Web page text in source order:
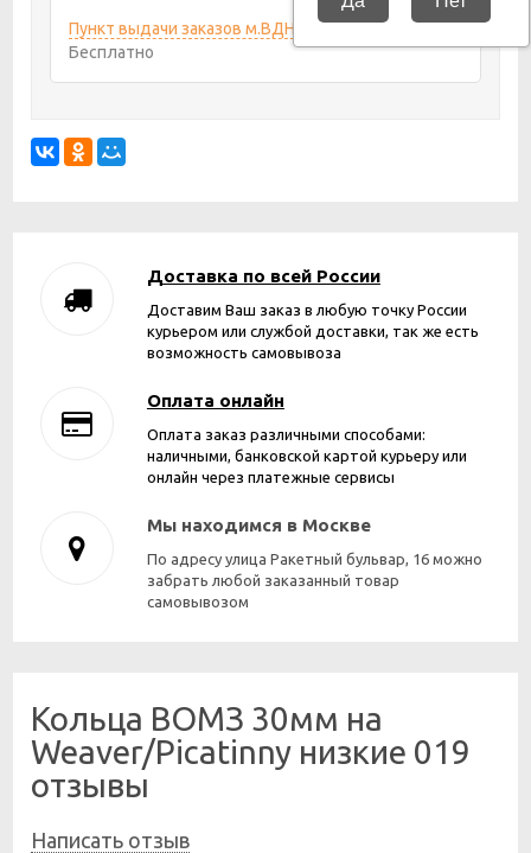
Пункт выдачи заказов м.ВДНХ
10 августа 2026
Бесплатно
Доставка по всей России
Доставим Ваш заказ в любую точку России
курьером или службой доставки, так же есть
возможность самовывоза
Оплата онлайн
Оплата заказ различными способами:
наличными, банковской картой курьеру или
онлайн через платежные сервисы
Мы находимся в Москве
По адресу улица Ракетный бульвар, 16 можно
забрать любой заказанный товар
самовывозом
Кольца ВОМЗ 30мм на
Weaver/Picatinny низкие 019
отзывы
Написать отзыв